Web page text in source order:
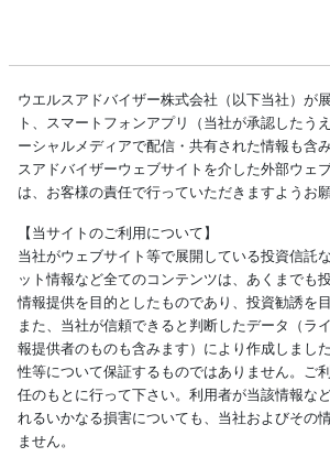
ウエルスアドバイザー株式会社（以下当社）が
ト、スマートフォンアプリ（当社が承認したう
ーシャルメディアで配信・共有された情報も含
スアドバイザーウェブサイトを介した外部ウェ
は、お客様の責任で行っていただきますようお
【当サイトのご利用について】
当社がウェブサイト等で展開している投資信託
ット情報など全てのコンテンツは、あくまでも
情報提供を目的としたものであり、投資勧誘を
また、当社が信頼できると判断したデータ（ラ
報提供者のものも含みます）により作成しまし
性等について保証するものではありません。ご
任のもとに行って下さい。利用者が当該情報な
れるいかなる損害についても、当社およびその
ません。